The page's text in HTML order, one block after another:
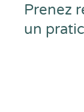
Prenez
un